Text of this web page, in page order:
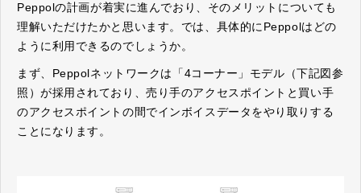
Peppolの計画が着実に進んでおり、そのメリットについても
理解いただけたかと思います。では、具体的にPeppolはどの
ように利用できるのでしょうか。
まず、Peppolネットワークは「4コーナー」モデル（下記図参
照）が採用されており、売り手のアクセスポイントと買い手
のアクセスポイントの間でインボイスデータをやり取りする
ことになります。